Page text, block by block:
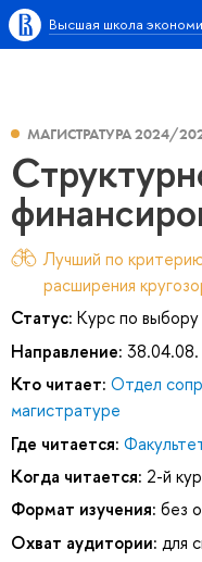
Высшая школа
МАГИСТРАТУРА 2024/
Лучший по
расширения
Статус: Курс по
Направление:
Кто читает: Отдел
магистратуре
Где читается:
Когда читается: 2-й
Формат изучения: без
Охват аудитории: для